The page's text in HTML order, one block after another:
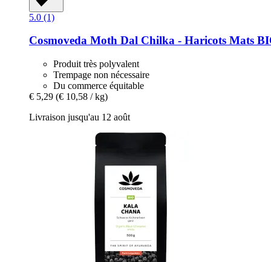
5.0 (1)
Cosmoveda Moth Dal Chilka -​ Haricots Mats
Produit très polyvalent
Trempage non nécessaire
Du commerce équitable
€ 5,29 (€ 10,58 / kg)
Livraison jusqu'au 12 août